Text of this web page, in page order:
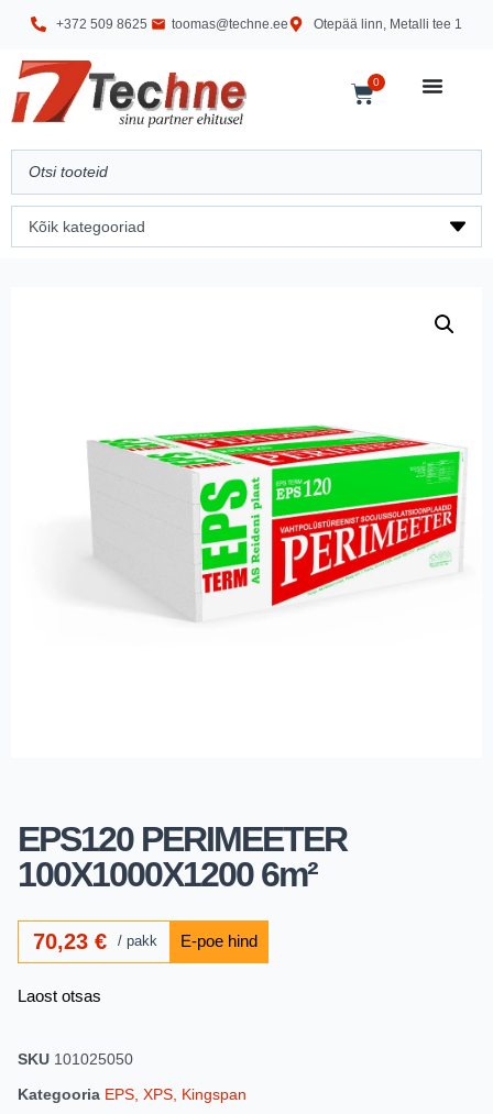
+372 509 8625 toomas@techne.ee Otepää linn, Metalli tee 1
0
EPS120 PERIMEETER
100X1000X1200 6m²
70,23€ pakk
Laost otsas
SKU 101025050
Kategooria EPS, XPS, Kingspan